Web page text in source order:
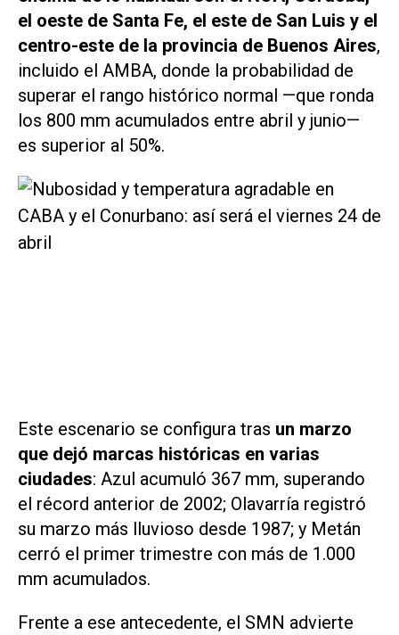
el oeste de Santa Fe, el este de San Luis y el
centro-este de la provincia de Buenos Aires,
incluido el AMBA, donde la probabilidad de
superar el rango histórico normal —que ronda
los 800 mm acumulados entre abril y junio—
es superior al 50%.
Este escenario se configura tras un marzo
que dejó marcas históricas en varias
ciudades: Azul acumuló 367 mm, superando
el récord anterior de 2002; Olavarría registró
su marzo más lluvioso desde 1987; y Metán
cerró el primer trimestre con más de 1.000
mm acumulados.
Frente a ese antecedente, el SMN advierte